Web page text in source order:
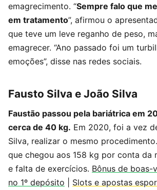
emagrecimento. “Sempre falo que
em tratamento”, afirmou o
que teve um leve reganho de peso,
emagrecer. “Ano passado foi um
emoções”, disse nas redes sociais.
Fausto Silva e João Silva
Faustão passou pela bariátrica em
cerca de 40 kg. Em 2020, foi a vez
Silva, realizar o mesmo
que chegou aos 158 kg por conta da
e falta de exercícios. Bônus de boas-
no 1º depósito
Slots e apostas